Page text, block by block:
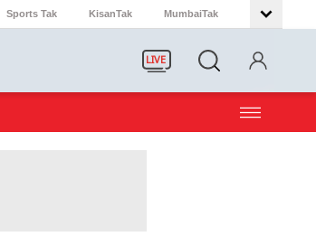
Sports Tak KisanTak MumbaiTak
LIVE